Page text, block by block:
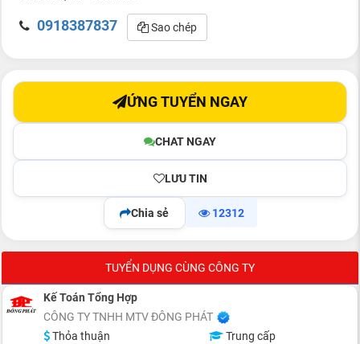
0918387837 Sao chép
CHAT NGAY
LƯU TIN
ỨNG TUYỂN NGAY
Chia sẻ 12312
TUYỂN DỤNG CÙNG CÔNG TY
Kế Toán Tổng Hợp
CÔNG TY TNHH MTV ĐÔNG PHÁT
Thỏa thuận
Trung cấp